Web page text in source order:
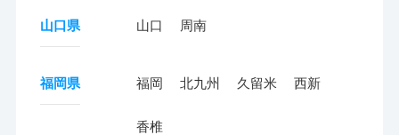
山口県 山口 周南
福岡県 福岡 北九州 久留米 西新
香椎